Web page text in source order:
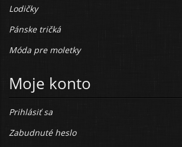
Lodičky
Pánske tričká
Móda pre moletky
Moje konto
Prihlásiť sa
Zabudnuté heslo